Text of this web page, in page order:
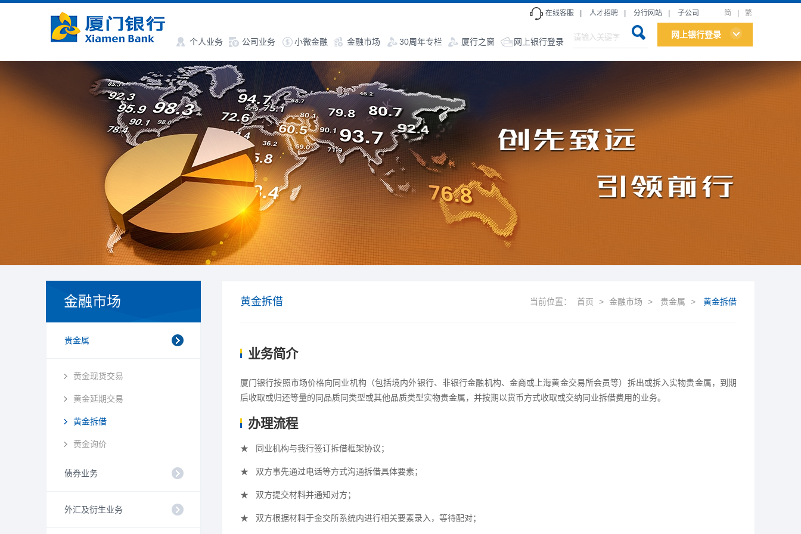
个人业务 公司业务 小微金融 金融市场 30周年专栏 厦行之窗 网上银行登录
网上银行登录
在线客服 人才招聘 分行网站 子公司 简 繁
金融市场
贵金属
黄金现货交易
黄金延期交易
黄金拆借
黄金询价
债券业务
外汇及衍生业务
黄金拆借 当前位置： 首页 > 金融市场 > 贵金属 > 黄金拆借
业务简介
厦门银行按照市场价格向同业机构（包括境内外银行、非银行金融机构、金商或上海黄金交易所会员等）拆出或拆入实物贵金属，到期
后收取或归还等量的同品质同类型或其他品质类型实物贵金属，并按期以货币方式收取或交纳同业拆借费用的业务。
办理流程
★ 同业机构与我行签订拆借框架协议；
★ 双方事先通过电话等方式沟通拆借具体要素；
★ 双方提交材料并通知对方；
★ 双方根据材料于金交所系统内进行相关要素录入，等待配对；